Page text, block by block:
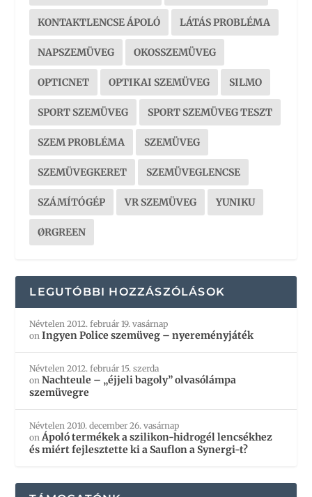
KONTAKTLENCSE ÁPOLÓ LÁTÁS PROBLÉMA
NAPSZEMÜVEG OKOSSZEMÜVEG
OPTICNET OPTIKAI SZEMÜVEG SILMO
SPORT SZEMÜVEG SPORT SZEMÜVEG TESZT
SZEM PROBLÉMA SZEMÜVEG
SZEMÜVEGKERET SZEMÜVEGLENCSE
SZÁMÍTÓGÉP VR SZEMÜVEG YUNIKU
ØRGREEN
LEGUTÓBBI HOZZÁSZÓLÁSOK
Névtelen 2012. február 19. vasárnap
onIngyen Police szemüveg – nyereményjáték
Névtelen 2012. február 15. szerda
onNachteule – „éjjeli bagoly” olvasólámpa
szemüvegre
Névtelen 2010. december 26. vasárnap
onÁpoló termékek a szilikon-hidrogél lencsékhez
és miért fejlesztette ki a Sauflon a Synergi-t?